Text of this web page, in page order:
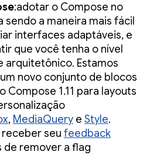
:adotar o Compose no
sendo a maneira mais fácil
interfaces adaptáveis, e
que você tenha o nível
arquitetônico. Estamos
novo conjunto de blocos
Compose 1.11 para layouts
, MediaQuery e Style.
seu feedback
de remover a flag